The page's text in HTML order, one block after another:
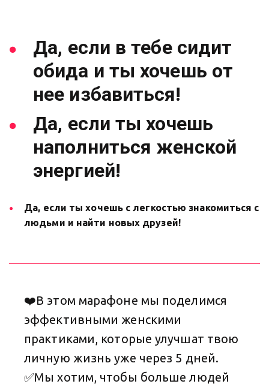
Да, если в тебе сидит
обида и ты хочешь от
нее избавиться!
Да, если ты хочешь
наполниться женской
энергией!
Да, если ты хочешь с легкостью знакомиться с
людьми и найти новых друзей!
❤️В этом марафоне мы поделимся
эффективными женскими
практиками, которые улучшат твою
личную жизнь уже через 5 дней.
✅Мы хотим, чтобы больше людей